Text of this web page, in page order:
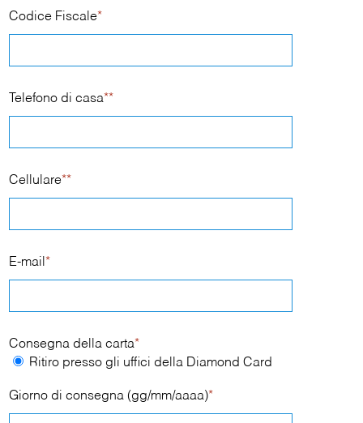
Codice Fiscale*
Telefono di casa**
Cellulare**
E-mail *
Consegna della carta*
Ritiro presso gli uffici della Diamond Card
Giorno di consegna (gg/mm/aaaa)*